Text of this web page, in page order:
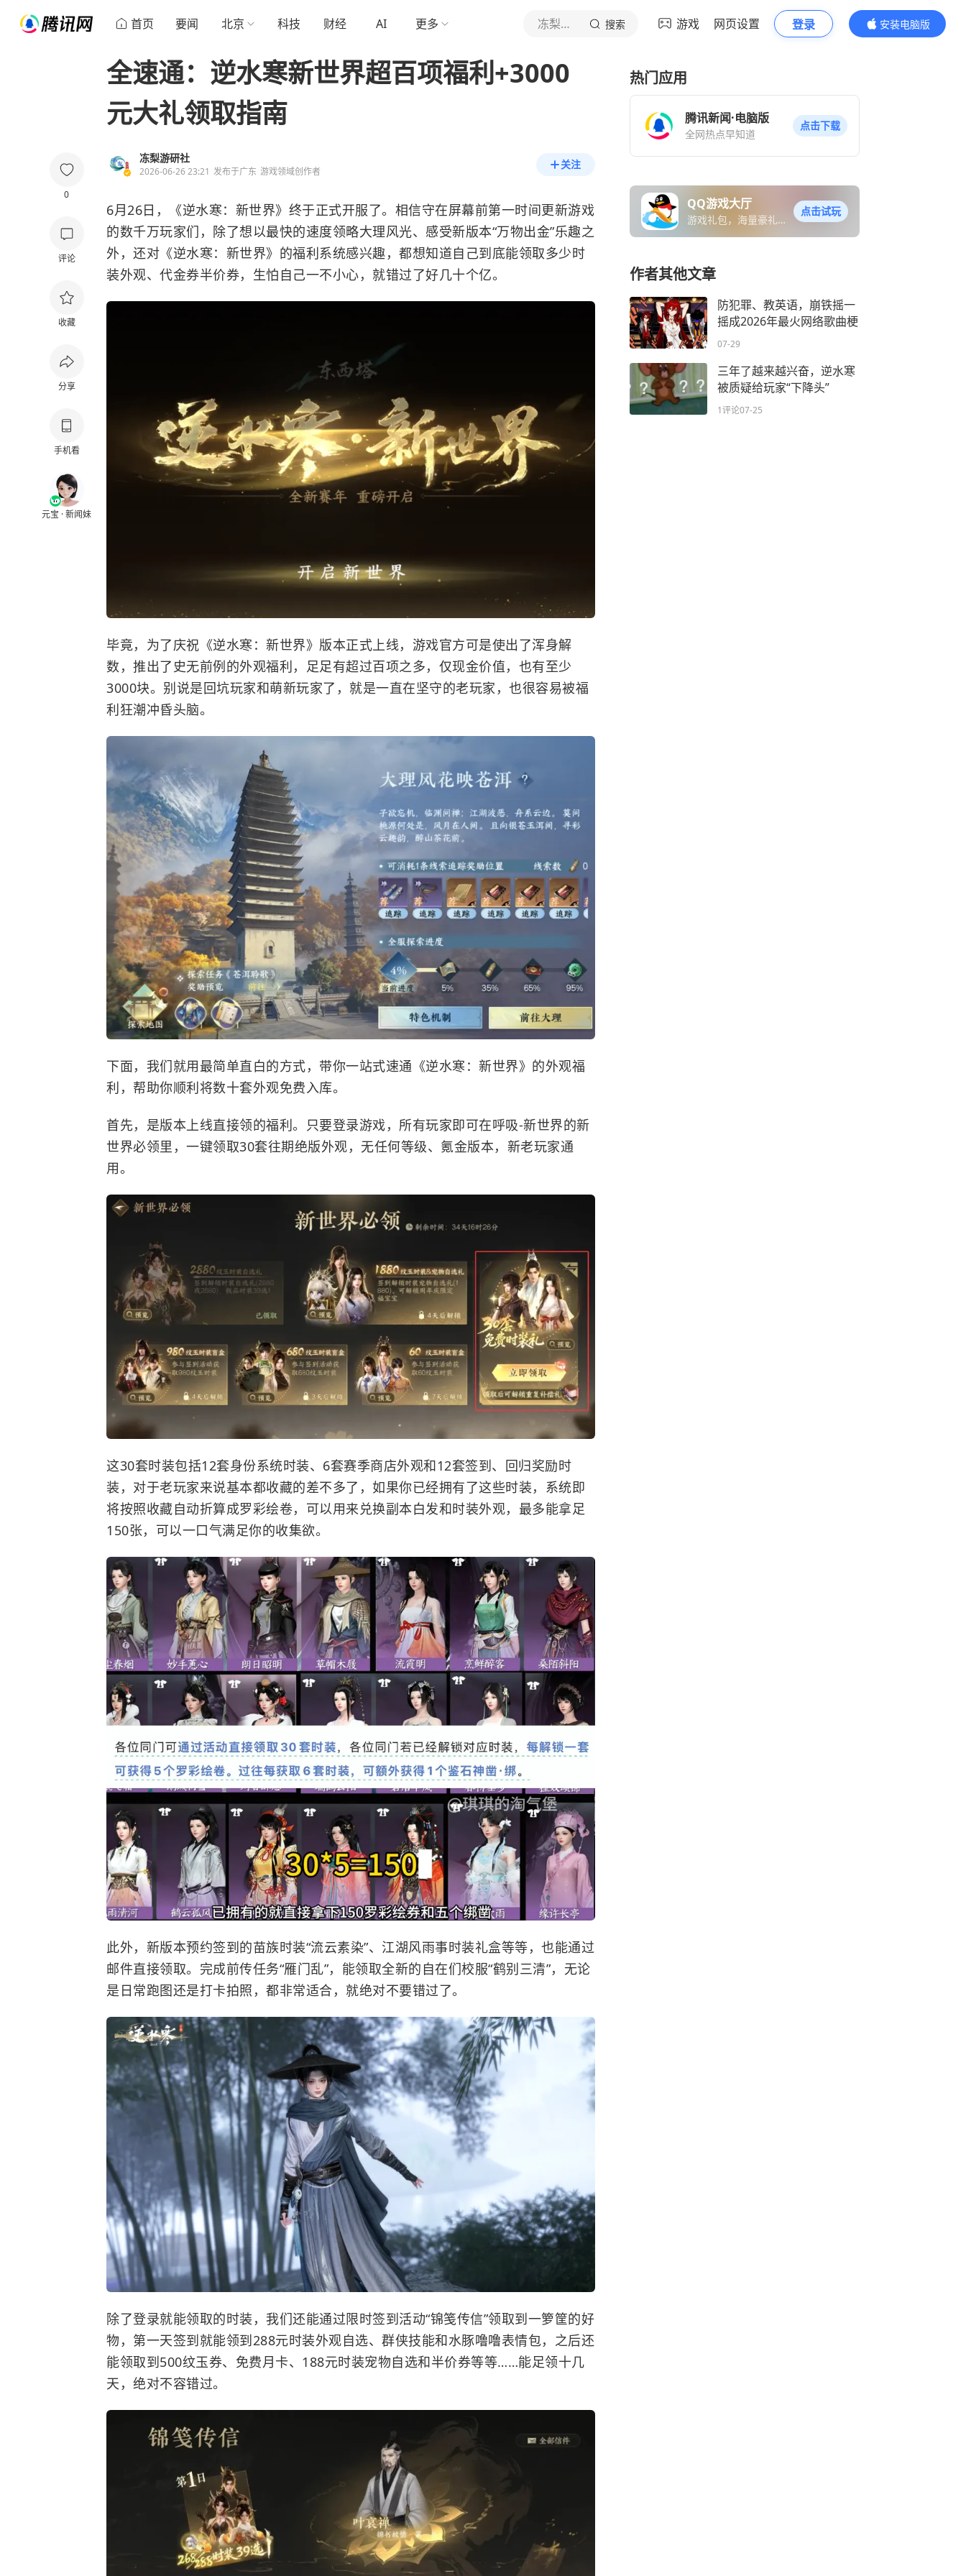
首页 要闻 北京 科技 财经 AI 更多 冻梨游研社 搜索 游戏 网页设置 登录
安装电脑版
内容更精彩
0
评论
收藏
分享
手机看
元宝 · 新闻妹
全速通：逆水寒新世界超百项福利+3000
元大礼领取指南
冻梨游研社
2026-06-26 23:21 发布于广东 游戏领域创作者
关注
6月26日，《逆水寒：新世界》终于正式开服了。相信守在屏幕前第一时间更新游戏
的数千万玩家们，除了想以最快的速度领略大理风光、感受新版本“万物出金”乐趣之
外，还对《逆水寒：新世界》的福利系统感兴趣，都想知道自己到底能领取多少时
装外观、代金券半价券，生怕自己一不小心，就错过了好几十个亿。
毕竟，为了庆祝《逆水寒：新世界》版本正式上线，游戏官方可是使出了浑身解
数，推出了史无前例的外观福利，足足有超过百项之多，仅现金价值，也有至少
3000块。别说是回坑玩家和萌新玩家了，就是一直在坚守的老玩家，也很容易被福
利狂潮冲昏头脑。
下面，我们就用最简单直白的方式，带你一站式速通《逆水寒：新世界》的外观福
利，帮助你顺利将数十套外观免费入库。
首先，是版本上线直接领的福利。只要登录游戏，所有玩家即可在呼吸-新世界的新
世界必领里，一键领取30套往期绝版外观，无任何等级、氪金版本，新老玩家通
用。
这30套时装包括12套身份系统时装、6套赛季商店外观和12套签到、回归奖励时
装，对于老玩家来说基本都收藏的差不多了，如果你已经拥有了这些时装，系统即
将按照收藏自动折算成罗彩绘卷，可以用来兑换副本白发和时装外观，最多能拿足
150张，可以一口气满足你的收集欲。
此外，新版本预约签到的苗族时装“流云素染”、江湖风雨事时装礼盒等等，也能通过
邮件直接领取。完成前传任务“雁门乱”，能领取全新的自在们校服“鹤别三清”，无论
是日常跑图还是打卡拍照，都非常适合，就绝对不要错过了。
除了登录就能领取的时装，我们还能通过限时签到活动“锦笺传信”领取到一箩筐的好
物，第一天签到就能领到288元时装外观自选、群侠技能和水豚噜噜表情包，之后还
能领取到500纹玉券、免费月卡、188元时装宠物自选和半价券等等……能足领十几
天，绝对不容错过。
热门应用
腾讯新闻·电脑版
全网热点早知道
点击下载
QQ游戏大厅
游戏礼包，海量豪礼免
点击试玩
作者其他文章
防犯罪、教英语，崩铁摇一
摇成2026年最火网络歌曲梗
07-29
三年了越来越兴奋，逆水寒
被质疑给玩家“下降头”
1评论07-25